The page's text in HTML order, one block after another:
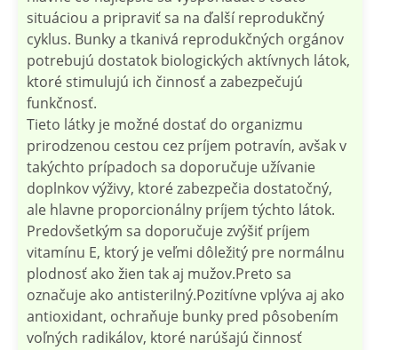
situáciou a pripraviť sa na ďalší reprodukčný
cyklus. Bunky a tkanivá reprodukčných orgánov
potrebujú dostatok biologických aktívnych látok,
ktoré stimulujú ich činnosť a zabezpečujú
funkčnosť.
Tieto látky je možné dostať do organizmu
prirodzenou cestou cez príjem potravín, avšak v
takýchto prípadoch sa doporučuje užívanie
doplnkov výživy, ktoré zabezpečia dostatočný,
ale hlavne proporcionálny príjem týchto látok.
Predovšetkým sa doporučuje zvýšiť príjem
vitamínu E, ktorý je veľmi dôležitý pre normálnu
plodnosť ako žien tak aj mužov.Preto sa
označuje ako antisterilný.Pozitívne vplýva aj ako
antioxidant, ochraňuje bunky pred pôsobením
voľných radikálov, ktoré narúšajú činnosť